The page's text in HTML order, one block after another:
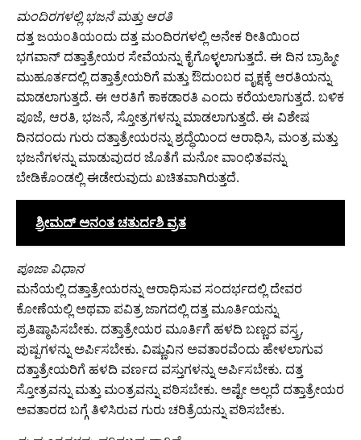
ಮಂದಿರಗಳಲ್ಲಿ ಭಜನೆ ಮತ್ತು ಆರತಿ
ದತ್ತ ಜಯಂತಿಯಂದು ದತ್ತ ಮಂದಿರಗಳಲ್ಲಿ ಅನೇಕ ರೀತಿಯಿಂದ
ಭಗವಾನ್ ದತ್ತಾತ್ರೇಯರ ಸೇವೆಯನ್ನು ಕೈಗೊಳ್ಳಲಾಗುತ್ತದೆ. ಈ ದಿನ ಬ್ರಾಹ್ಮೀ
ಮುಹೂರ್ತದಲ್ಲಿ ದತ್ತಾತ್ರೇಯರಿಗೆ ಮತ್ತು ಔದುಂಬರ ವೃಕ್ಷಕ್ಕೆ ಆರತಿಯನ್ನು
ಮಾಡಲಾಗುತ್ತದೆ. ಈ ಆರತಿಗೆ ಕಾಕಡಾರತಿ ಎಂದು ಕರೆಯಲಾಗುತ್ತದೆ. ಬಳಿಕ
ಪೂಜೆ, ಆರತಿ, ಭಜನೆ, ಸ್ತೋತ್ರಗಳನ್ನು ಮಾಡಲಾಗುತ್ತದೆ. ಈ ವಿಶೇಷ
ದಿನದಂದು ಗುರು ದತ್ತಾತ್ರೇಯರನ್ನು ಶ್ರದ್ಧೆಯಿಂದ ಆರಾಧಿಸಿ, ಮಂತ್ರ ಮತ್ತು
ಭಜನೆಗಳನ್ನು ಮಾಡುವುದರ ಜೊತೆಗೆ ಮನೋ ವಾಂಛಿತವನ್ನು
ಬೇಡಿಕೊಂಡಲ್ಲಿ ಈಡೇರುವುದು ಖಚಿತವಾಗಿರುತ್ತದೆ.
ಶ್ರೀಮದ್ ಅನಂತ ಚತುರ್ದಶಿ ವ್ರತ
ಪೂಜಾ ವಿಧಾನ
ಮನೆಯಲ್ಲಿ ದತ್ತಾತ್ರೇಯರನ್ನು ಆರಾಧಿಸುವ ಸಂದರ್ಭದಲ್ಲಿ ದೇವರ
ಕೋಣೆಯಲ್ಲಿ ಅಥವಾ ಪವಿತ್ರ ಜಾಗದಲ್ಲಿ ದತ್ತ ಮೂರ್ತಿಯನ್ನು
ಪ್ರತಿಷ್ಠಾಪಿಸಬೇಕು. ದತ್ತಾತ್ರೇಯರ ಮೂರ್ತಿಗೆ ಹಳದಿ ಬಣ್ಣದ ವಸ್ತ್ರ,
ಪುಷ್ಪಗಳನ್ನು ಅರ್ಪಿಸಬೇಕು. ವಿಷ್ಣುವಿನ ಅವತಾರವೆಂದು ಹೇಳಲಾಗುವ
ದತ್ತಾತ್ರೇಯರಿಗೆ ಹಳದಿ ವರ್ಣದ ವಸ್ತುಗಳನ್ನು ಅರ್ಪಿಸಬೇಕು. ದತ್ತ
ಸ್ತೋತ್ರವನ್ನು ಮತ್ತು ಮಂತ್ರವನ್ನು ಪಠಿಸಬೇಕು. ಅಷ್ಟೇ ಅಲ್ಲದೆ ದತ್ತಾತ್ರೇಯರ
ಅವತಾರದ ಬಗ್ಗೆ ತಿಳಿಸಿರುವ ಗುರು ಚರಿತ್ರೆಯನ್ನು ಪಠಿಸಬೇಕು.